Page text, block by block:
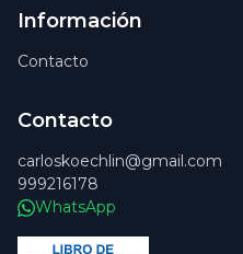
Información
Contacto
Contacto
carloskoechlin@gmail.com
999216178
WhatsApp